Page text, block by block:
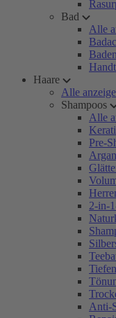
Bad
Alle
Haare
Alle
Shampoos
Alle
Pre-
2-in-
Anti-